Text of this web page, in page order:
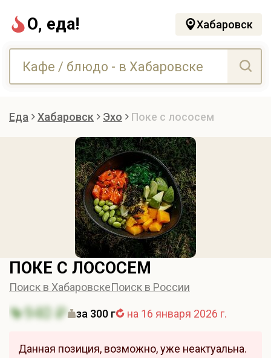
О, еда! Хабаровск
Еда Хабаровск Эхо Поке с лососем
ПОКЕ С ЛОСОСЕМ
Поиск в ХабаровскеПоиск в России
940 ₽ за 300 г на 16 января 2026 г.
Данная позиция, возможно, уже неактуальна.